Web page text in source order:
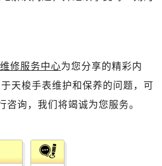
修服务中心为您分享的精彩内
天梭手表维护和保养的问题，可
咨询，我们将竭诚为您服务。